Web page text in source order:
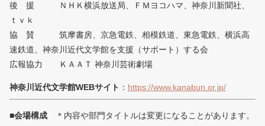
後 援 ＮＨＫ横浜放送局、ＦＭヨコハマ、神奈川新聞社、
ｔｖｋ
協 賛 筑摩書房、京急電鉄、相模鉄道、東急電鉄、横浜高
速鉄道、神奈川近代文学館を支援（サポート）する会
広報協力 ＫＡＡＴ 神奈川芸術劇場
神奈川近代文学館WEBサイト ： https://www.kanabun.or.jp/
■会場構成 ＊内容や部門タイトルは変更になることがあります。